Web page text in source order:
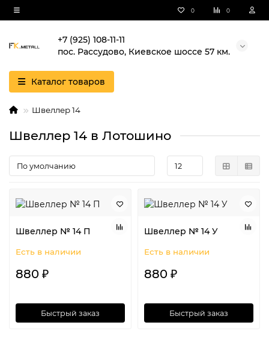
0 0
+7 (925) 108-11-11
пос. Рассудово, Киевское шоссе 57 км.
Каталог товаров
Швеллер 14
Швеллер 14 в Лотошино
Швеллер № 14 П
Есть в наличии
880 ₽
Быстрый заказ
Швеллер № 14 У
Есть в наличии
880 ₽
Быстрый заказ